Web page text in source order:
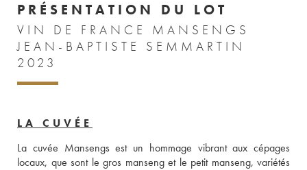
PRÉSENTATION DU LOT
VIN DE FRANCE MANSENGS
JEAN-BAPTISTE SEMMARTIN
2023
LA CUVÉE
La cuvée Mansengs est un hommage vibrant aux cépages
locaux, que sont le gros manseng et le petit manseng, variétés